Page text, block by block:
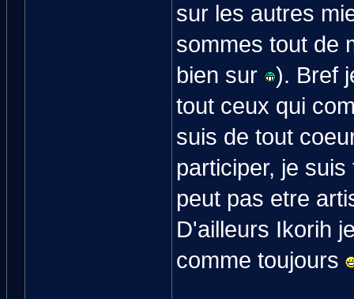
sur les autres
sommes tout de
bien sur
). Bref
tout ceux qui
suis de tout
participer, je
peut pas etre
D'ailleurs Ikorih
comme toujours